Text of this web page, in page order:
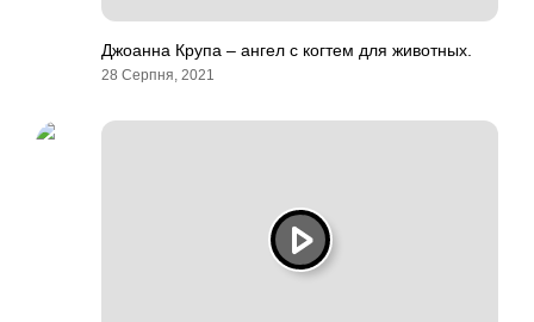
Джоанна Крупа – ангел с когтем для животных.
28 Серпня, 2021